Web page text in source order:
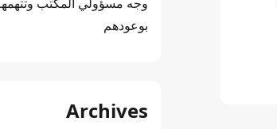
بوعودهم
Archives